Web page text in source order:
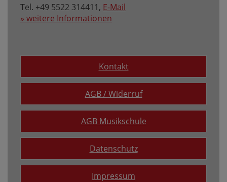
Tel. +49 5522 314411, E-Mail
» weitere Informationen
Kontakt
AGB / Widerruf
AGB Musikschule
Datenschutz
Impressum